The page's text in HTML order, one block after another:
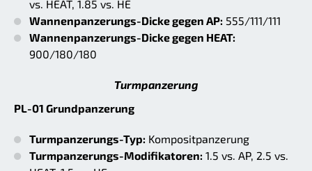
vs. HEAT, 1.85 vs. HE
Wannenpanzerungs-Dicke gegen AP: 555/111/111
Wannenpanzerungs-Dicke gegen HEAT:
900/180/180
Turmpanzerung
PL-01 Grundpanzerung
Turmpanzerungs-Typ: Kompositpanzerung
Turmpanzerungs-Modifikatoren: 1.5 vs. AP, 2.5 vs.